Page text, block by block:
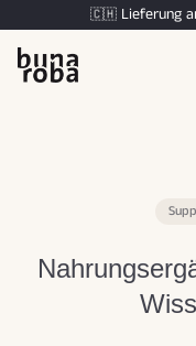
🇨🇭 Lieferung